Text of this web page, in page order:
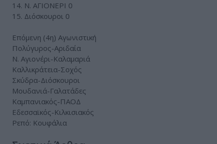
14. Ν. ΑΓΙΟΝΕΡΙ 0
15. Διόσκουροι 0
Επόμενη (4η) Αγωνιστική
Πολύγυρος-Αριδαία
Ν. Αγιονέρι-Καλαμαριά
Καλλικράτεια-Σοχός
Σκύδρα-Διόσκουροι
Μουδανιά-Γαλατάδες
Καμπανιακός-ΠΑΟΔ
Εδεσσαϊκός-Κιλκισιακός
Ρεπό: Κουφάλια